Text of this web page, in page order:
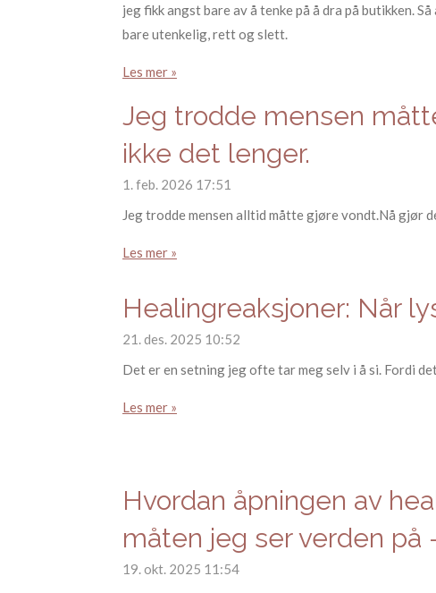
jeg fikk angst bare av å tenke på å dra på butikken.
bare utenkelig, rett og slett.
Les mer »
Jeg trodde mensen
ikke det lenger.
1. feb. 2026 17:51
Jeg trodde mensen alltid måtte gjøre vondt.Nå gjør
Les mer »
Healingreaksjoner: Når
21. des. 2025 10:52
Det er en setning jeg ofte tar meg selv i å si. Fordi
Les mer »
Hvordan åpningen av
måten jeg ser verden på
19. okt. 2025 11:54